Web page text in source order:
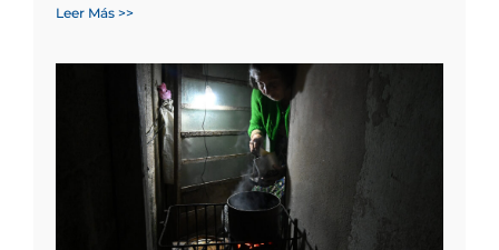
Leer Más >>